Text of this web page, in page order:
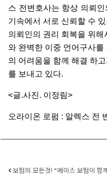
스 전변호사는 항상 의뢰인
기속에서 서로 신뢰할 수
의뢰인의 권리 회복을 위해
와 완벽한 이중 언어구사를
의 어려움을 함께 해결 하
를 보내고 있다.
<글.사진. 이정림>
오라이온 로펌 : 알렉스 전
Post
보험의 모든것! “에이스 보험이 함